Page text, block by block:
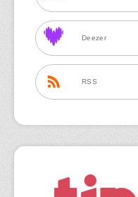
Deezer
RSS